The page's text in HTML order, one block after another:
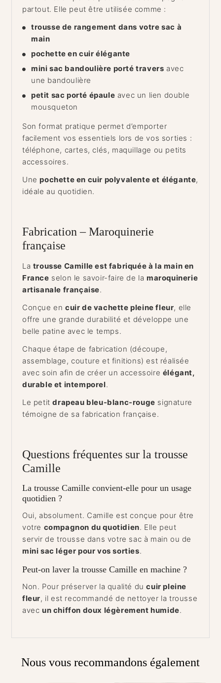
partout. Elle peut être utilisée comme :
trousse de rangement dans votre sac à
main
pochette en cuir élégante
mini sac bandoulière porté travers avec
une bandoulière
petit sac porté épaule avec un lien double
mousqueton
Son format pratique permet d’emporter
facilement vos essentiels lors de vos sorties :
téléphone, cartes, clés, maquillage ou petits
accessoires.
Une pochette en cuir polyvalente et élégante,
idéale au quotidien.
Fabrication – Maroquinerie
française
La trousse Camille est fabriquée à la main en
France selon le savoir-faire de la maroquinerie
artisanale française.
Conçue en cuir de vachette pleine fleur, elle
offre une grande durabilité et développe une
belle patine avec le temps.
Chaque étape de fabrication (découpe,
assemblage, couture et finitions) est réalisée
avec soin afin de créer un accessoire élégant,
durable et intemporel.
Le petitdrapeau bleu-blanc-rouge signature
témoigne de sa fabrication française.
Questions fréquentes sur la trousse
Camille
La trousse Camille convient-elle pour un usage
quotidien ?
Oui, absolument. Camille est conçue pour être
votre compagnon du quotidien. Elle peut
servir de trousse dans votre sac à main ou de
mini sac léger pour vos sorties.
Peut-on laver la trousse Camille en machine ?
Non. Pour préserver la qualité ducuir pleine
fleur, il est recommandé de nettoyer la trousse
avec un chiffon doux légèrement humide.
Nous vous recommandons également